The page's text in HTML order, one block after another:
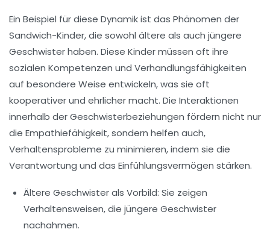
Ein Beispiel für diese Dynamik ist das Phänomen der
Sandwich-Kinder, die sowohl ältere als auch jüngere
Geschwister haben. Diese Kinder müssen oft ihre
sozialen Kompetenzen und Verhandlungsfähigkeiten
auf besondere Weise entwickeln, was sie oft
kooperativerund ehrlichermacht. Die Interaktionen
innerhalb der Geschwisterbeziehungen fördern nicht nur
die Empathiefähigkeit, sondern helfen auch,
Verhaltensprobleme zu minimieren, indem sie die
Verantwortung und das Einfühlungsvermögen stärken.
Ältere Geschwister als Vorbild: Sie zeigen
Verhaltensweisen, die jüngere Geschwister
nachahmen.